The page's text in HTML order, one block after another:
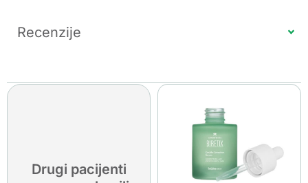
Recenzije
Drugi pacijenti